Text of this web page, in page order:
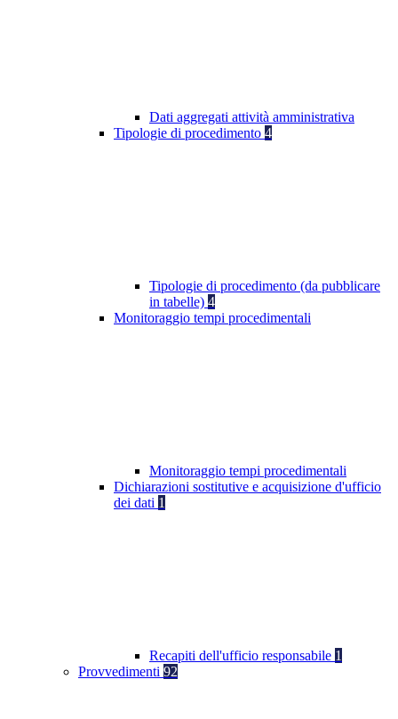
Dati aggregati attività amministrativa
Tipologie di procedimento 4
Tipologie di procedimento (da pubblicare
in tabelle) 4
Monitoraggio tempi procedimentali
Monitoraggio tempi procedimentali
Dichiarazioni sostitutive e acquisizione d'ufficio
dei dati 1
Recapiti dell'ufficio responsabile 1
Provvedimenti 92